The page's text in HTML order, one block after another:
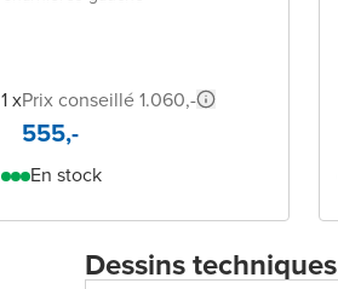
1 xPrix conseillé 1.060,-
555,-
En stock
Dessins techniques